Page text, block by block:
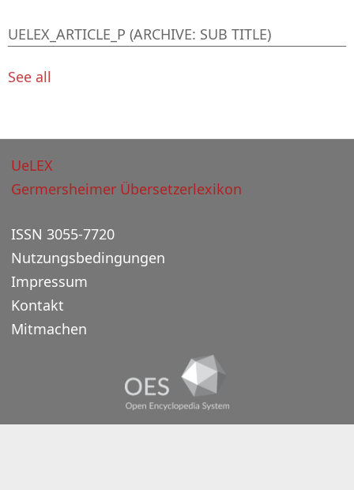
UELEX_ARTICLE_P (ARCHIVE: SUB TITLE)
See all
UeLEX
Germersheimer Übersetzerlexikon
ISSN 3055-7720
Nutzungsbedingungen
Impressum
Kontakt
Mitmachen